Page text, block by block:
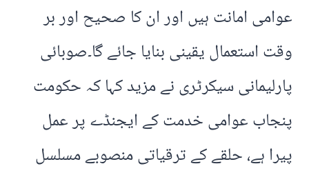
عوامی امانت ہیں اور ان کا صحیح اور بر
وقت استعمال یقینی بنایا جائے گا۔صوبائی
پارلیمانی سیکرٹری نے مزید کہا کہ حکومت
پنجاب عوامی خدمت کے ایجنڈے پر عمل
پیرا ہے، حلقے کے ترقیاتی منصوبے مسلسل